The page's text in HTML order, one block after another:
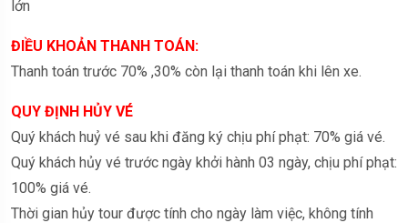
lớn
ĐIỀU KHOẢN THANH TOÁN:
Thanh toán trước 70% ,30% còn lại thanh toán khi lên xe.
QUY ĐỊNH HỦY VÉ
Quý khách huỷ vé sau khi đăng ký chịu phí phạt: 70% giá vé.
Quý khách hủy vé trước ngày khởi hành 03 ngày, chịu phí phạt:
100% giá vé.
Thời gian hủy tour được tính cho ngày làm việc, không tính